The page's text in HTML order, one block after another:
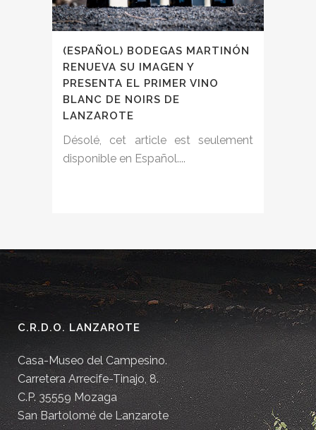
(ESPAÑOL) BODEGAS MARTINÓN
RENUEVA SU IMAGEN Y
PRESENTA EL PRIMER VINO
BLANC DE NOIRS DE
LANZAROTE
Désolé, cet article est seulement
disponible en Español....
C.R.D.O. LANZAROTE
Casa-Museo del Campesino.
Carretera Arrecife-Tinajo, 8.
C.P. 35559 Mozaga
San Bartolomé de Lanzarote